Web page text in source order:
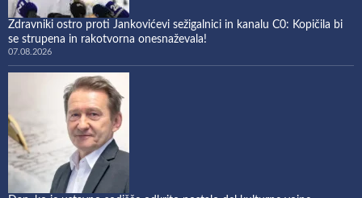
Zdravniki ostro proti Jankovićevi sežigalnici in kanalu C0: Kopičila bi
se strupena in rakotvorna onesnaževala!
07.08.2026